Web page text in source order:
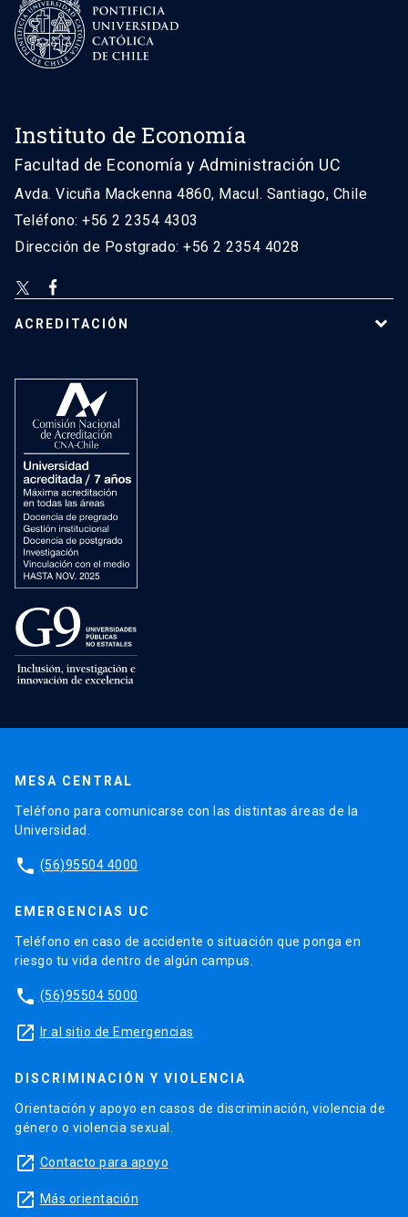
Instituto de Economía
Facultad de Economía y Administración UC
Avda. Vicuña Mackenna 4860, Macul. Santiago, Chile
Teléfono: +56 2 2354 4303
Dirección de Postgrado: +56 2 2354 4028
ACREDITACIÓN
MESA CENTRAL
Teléfono para comunicarse con las distintas áreas de la
Universidad.
phone (56)95504 4000
EMERGENCIAS UC
Teléfono en caso de accidente o situación que ponga en
riesgo tu vida dentro de algún campus.
phone (56)95504 5000
launch Ir al sitio de Emergencias
DISCRIMINACIÓN Y VIOLENCIA
Orientación y apoyo en casos de discriminación, violencia de
género o violencia sexual.
launch Contacto para apoyo
launch Más orientación